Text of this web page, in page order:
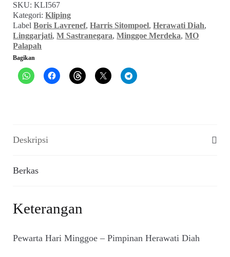
20
April
1947)
SKU:KLI567
Kategori:Kliping
LabelBoris Lavrenef,Harris Sitompoel,Herawati Diah,
Linggarjati,M Sastranegara,Minggoe Merdeka,MO
Palapah
Bagikan
Deskripsi
Berkas
Keterangan
Pewarta Hari Minggoe – Pimpinan Herawati Diah